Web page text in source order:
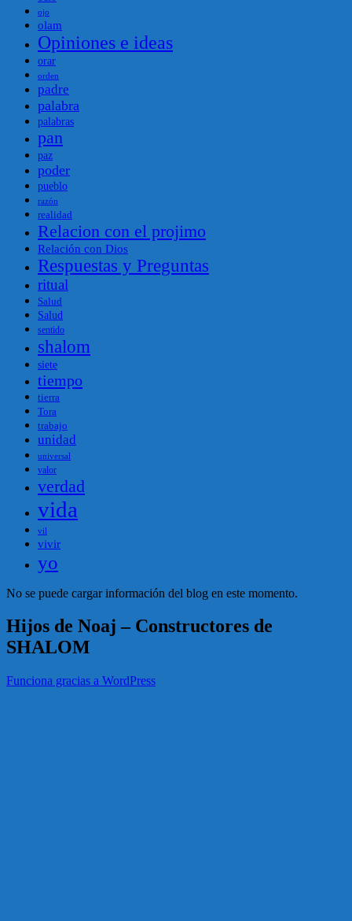
ojo
olam
Opiniones e ideas
orar
orden
padre
palabra
palabras
pan
paz
poder
pueblo
razón
realidad
Relacion con el projimo
Relación con Dios
Respuestas y Preguntas
ritual
Salud
Salud
sentido
shalom
siete
tiempo
tierra
Tora
trabajo
unidad
universal
valor
verdad
vida
vil
vivir
yo
No se puede cargar información del blog en este momento.
Hijos de Noaj – Constructores de
SHALOM
Funciona gracias a WordPress